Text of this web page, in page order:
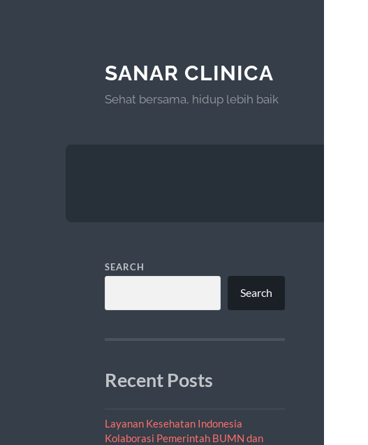
SANAR CLINICA
Sehat bersama, hidup lebih baik
SEARCH
Search
Recent Posts
Layanan Kesehatan Indonesia
Kolaborasi Pemerintah BUMN dan